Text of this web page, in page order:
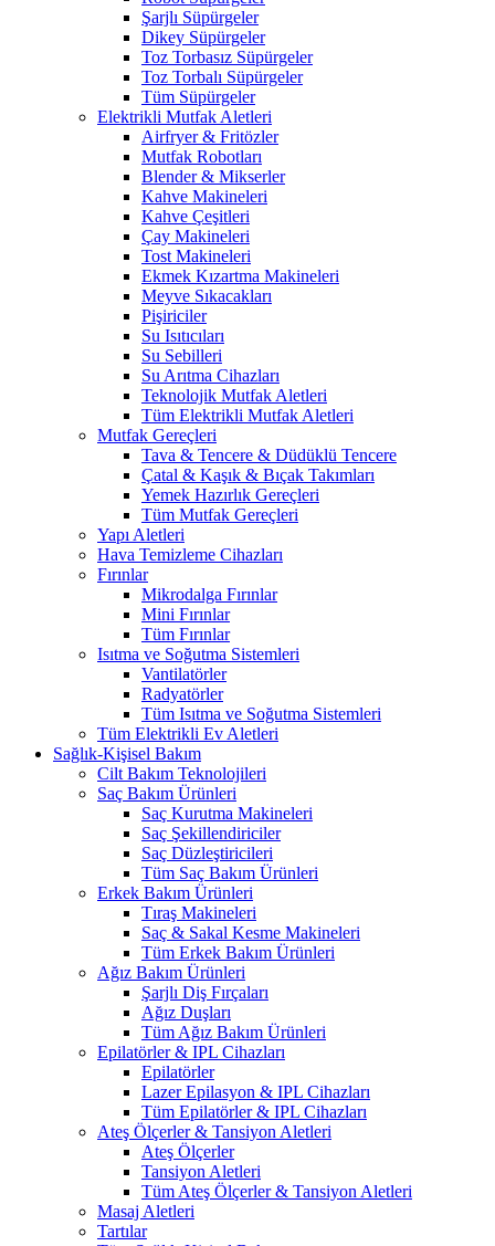
Şarjlı Süpürgeler
Dikey Süpürgeler
Toz Torbasız Süpürgeler
Toz Torbalı Süpürgeler
Tüm Süpürgeler
Elektrikli Mutfak Aletleri
Airfryer & Fritözler
Mutfak Robotları
Blender & Mikserler
Kahve Makineleri
Kahve Çeşitleri
Çay Makineleri
Tost Makineleri
Ekmek Kızartma Makineleri
Meyve Sıkacakları
Pişiriciler
Su Isıtıcıları
Su Sebilleri
Su Arıtma Cihazları
Teknolojik Mutfak Aletleri
Tüm Elektrikli Mutfak Aletleri
Mutfak Gereçleri
Tava & Tencere & Düdüklü Tencere
Çatal & Kaşık & Bıçak Takımları
Yemek Hazırlık Gereçleri
Tüm Mutfak Gereçleri
Yapı Aletleri
Hava Temizleme Cihazları
Fırınlar
Mikrodalga Fırınlar
Mini Fırınlar
Tüm Fırınlar
Isıtma ve Soğutma Sistemleri
Vantilatörler
Radyatörler
Tüm Isıtma ve Soğutma Sistemleri
Tüm Elektrikli Ev Aletleri
Sağlık-Kişisel Bakım
Cilt Bakım Teknolojileri
Saç Bakım Ürünleri
Saç Kurutma Makineleri
Saç Şekillendiriciler
Saç Düzleştiricileri
Tüm Saç Bakım Ürünleri
Erkek Bakım Ürünleri
Tıraş Makineleri
Saç & Sakal Kesme Makineleri
Tüm Erkek Bakım Ürünleri
Ağız Bakım Ürünleri
Şarjlı Diş Fırçaları
Ağız Duşları
Tüm Ağız Bakım Ürünleri
Epilatörler & IPL Cihazları
Epilatörler
Lazer Epilasyon & IPL Cihazları
Tüm Epilatörler & IPL Cihazları
Ateş Ölçerler & Tansiyon Aletleri
Ateş Ölçerler
Tansiyon Aletleri
Tüm Ateş Ölçerler & Tansiyon Aletleri
Masaj Aletleri
Tartılar